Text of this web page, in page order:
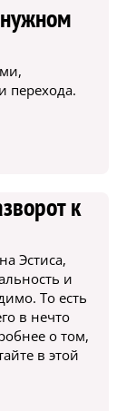
перехода.
к
Эстиса,
и
То есть
в нечто
о том,
в этой